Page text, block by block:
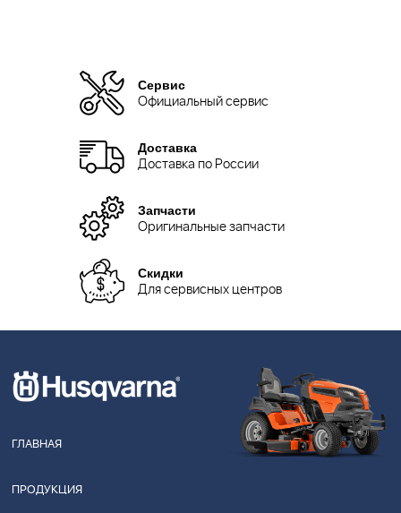
Сервис
Официальный сервис
Доставка
Доставка по России
Запчасти
Оригинальные запчасти
Скидки
Для сервисных центров
ГЛАВНАЯ
ПРОДУКЦИЯ